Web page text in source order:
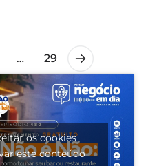
… 29
os cookies
este conteúdo